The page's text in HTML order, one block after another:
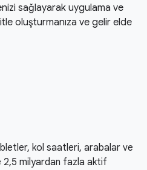
sağlayarak uygulama ve
oluşturmanıza ve gelir elde
kol saatleri, arabalar ve
2,5 milyardan fazla aktif